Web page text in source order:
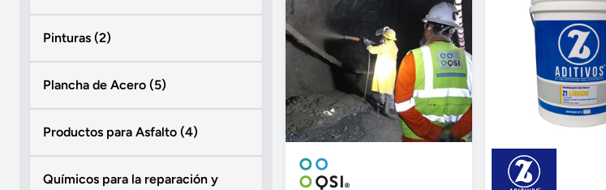
Pinturas (2)
Plancha de Acero (5)
Productos para Asfalto (4)
Químicos para la reparación y